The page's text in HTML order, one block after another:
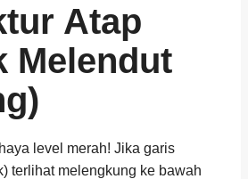
Atap
Melendut
level merah! Jika garis
terlihat melengkung ke bawah